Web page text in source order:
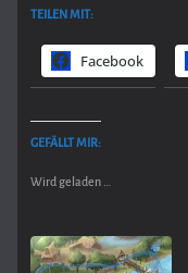
TEILEN MIT:
Facebook
GEFÄLLT MIR:
Wird geladen …